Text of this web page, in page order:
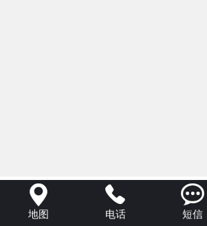

地图

电话

短信